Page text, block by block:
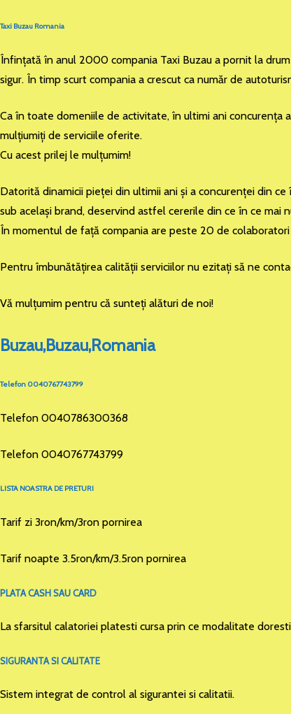
Taxi Buzau Romania
Înfinţată în anul 2000 compania Taxi Buzau a pornit la
sigur. În timp scurt compania a crescut ca număr de
Ca în toate domeniile de activitate, în ultimi ani concurenţa
mulţiumiţi de serviciile oferite.
Cu acest prilej le mulţumim!
Datorită dinamicii pieţei din ultimii ani şi a concurenţei din
sub acelaşi brand, deservind astfel cererile din ce în ce mai
În momentul de faţă compania are peste 20 de
Pentru îmbunătăţirea calităţii serviciilor nu ezitaţi să ne
Vă mulţumim pentru că sunteţi alături de noi!
Buzau,Buzau,Romania
Telefon 0040767743799
Telefon 0040786300368
Telefon 0040767743799
LISTA NOASTRA DE PRETURI
Tarif zi 3ron/km/3ron pornirea
Tarif noapte 3.5ron/km/3.5ron pornirea
PLATA CASH SAU CARD
La sfarsitul calatoriei platesti cursa prin ce modalitate
SIGURANTA SI CALITATE
Sistem integrat de control al sigurantei si calitatii.